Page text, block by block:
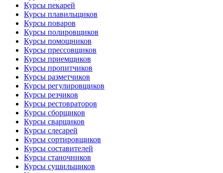
Курсы пекарей
Курсы плавильщиков
Курсы поваров
Курсы полировщиков
Курсы помощников
Курсы прессовщиков
Курсы приемщиков
Курсы пропитчиков
Курсы разметчиков
Курсы регулировщиков
Курсы резчиков
Курсы рестовраторов
Курсы сборщиков
Курсы сварщиков
Курсы слесарей
Курсы сортировщиков
Курсы составителей
Курсы станочников
Курсы сушильщиков